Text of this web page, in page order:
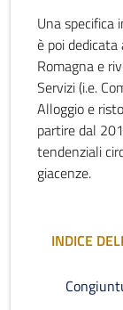
Una specifica
è poi
Romagna e
Servizi (i.e.
Alloggio e
partire dal
tendenziali
giacenze.
INDICE